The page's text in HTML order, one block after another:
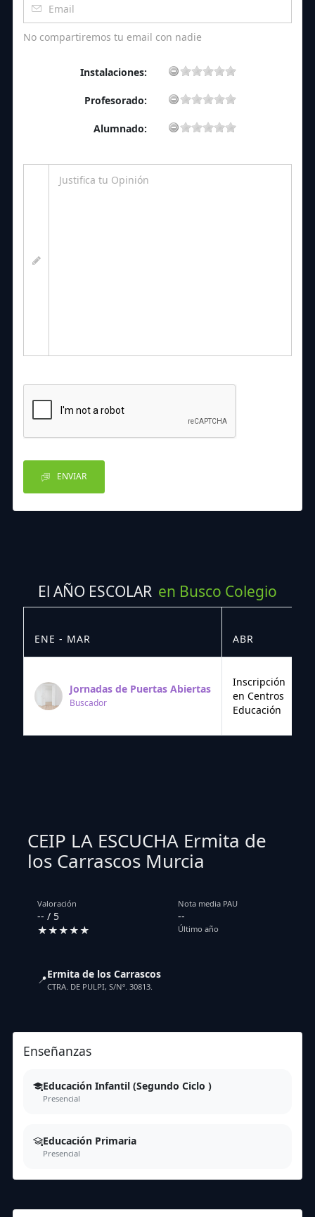
No compartiremos tu email con nadie
Instalaciones:
Profesorado:
Alumnado:
ENVIAR
El AÑO ESCOLAR en Busco Colegio
ENE - MAR ABR
Jornadas de Puertas Abiertas
Buscador
Inscripción
en Centros
Educación
CEIP LA ESCUCHA Ermita de
los Carrascos Murcia
Valoración
-- / 5
★★★★★
Nota media PAU
--
Último año
📍Ermita de los Carrascos
CTRA. DE PULPI, S/Nº. 30813.
Enseñanzas
Educación Infantil (Segundo Ciclo )
Presencial
Educación Primaria
Presencial